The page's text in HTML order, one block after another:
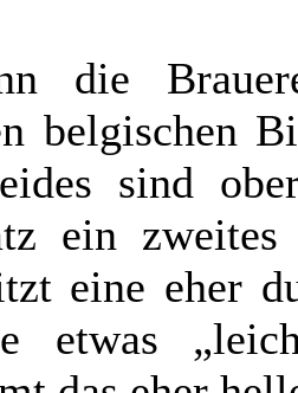
die
belgischen
sind
ein
eine eher
etwas